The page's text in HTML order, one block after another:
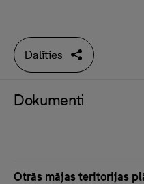
Dalīties
Dokumenti
Otrās mājas teritorijas